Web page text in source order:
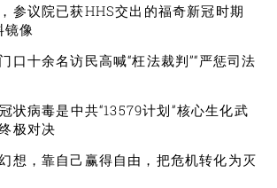
参议院已获HHS交出的福奇新冠时期
像
口十余名访民高喊“枉法裁判”“严惩司法
状病毒是中共“13579计划”核心生化武
极对决
想，靠自己赢得自由，把危机转化为灭